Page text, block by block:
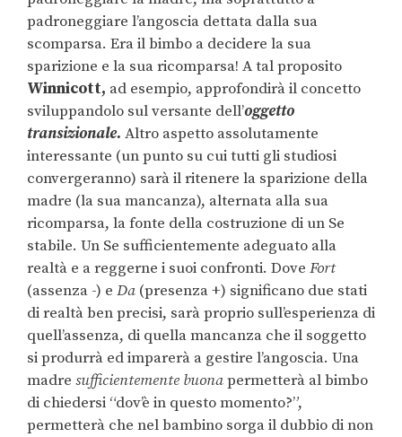
padroneggiare l’angoscia dettata dalla sua
scomparsa. Era il bimbo a decidere la sua
sparizione e la sua ricomparsa! A tal proposito
Winnicott, ad esempio, approfondirà il concetto
sviluppandolo sul versante dell’oggetto
transizionale. Altro aspetto assolutamente
interessante (un punto su cui tutti gli studiosi
convergeranno) sarà il ritenere la sparizione della
madre (la sua mancanza), alternata alla sua
ricomparsa, la fonte della costruzione di un Se
stabile. Un Se sufficientemente adeguato alla
realtà e a reggerne i suoi confronti. Dove Fort
(assenza -) e Da (presenza +) significano due stati
di realtà ben precisi, sarà proprio sull’esperienza di
quell’assenza, di quella mancanza che il soggetto
si produrrà ed imparerà a gestire l’angoscia. Una
madre sufficientemente buonapermetterà al bimbo
di chiedersi “dov’è in questo momento?”,
permetterà che nel bambino sorga il dubbio di non